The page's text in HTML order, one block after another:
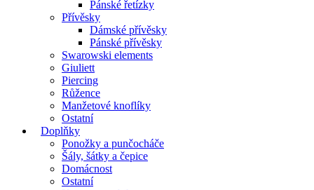
Pánské řetízky
Přívěsky
Dámské přívěsky
Pánské přívěsky
Swarowski elements
Giuliett
Piercing
Růžence
Manžetové knoflíky
Ostatní
Doplňky
Ponožky a punčocháče
Šály, šátky a čepice
Domácnost
Ostatní